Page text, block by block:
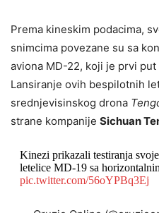
Prema kineskim podacima,
snimcima povezane su sa
aviona MD-22, koji je prvi
Lansiranje ovih bespilotnih
srednjevisinskog drona
strane kompanije Sichuan
Kinezi prikazali testiranja
letelice MD-19 sa
pic.twitter.com/56oYPBq3Ej